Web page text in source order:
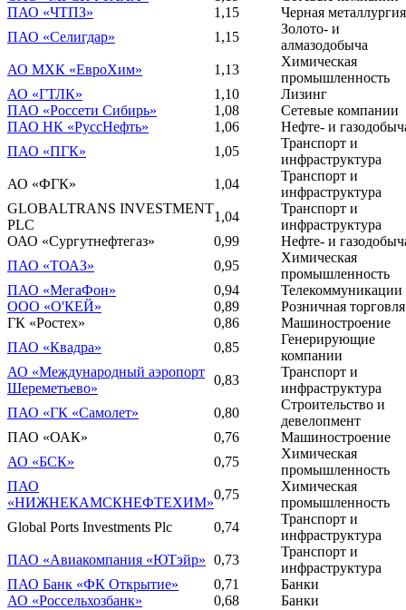
ПАО «ЧТПЗ»
1,15
Черная металлургия
ПАО «Селигдар»
1,15
Золото- и
алмазодобыча
АО МХК «ЕвроХим»
1,13
Химическая
промышленность
АО «ГТЛК»
1,10
Лизинг
ПАО «Россети Сибирь»
1,08
Сетевые компании
ПАО НК «РуссНефть»
1,06
Нефте- и
ПАО «ПГК»
1,05
Транспорт и
инфраструктура
АО «ФГК»
1,04
Транспорт и
инфраструктура
GLOBALTRANS INVESTMENT
PLC
1,04
Транспорт и
инфраструктура
ОАО «Сургутнефтегаз»
0,99
Нефте- и
ПАО «ТОАЗ»
0,95
Химическая
промышленность
ПАО «МегаФон»
0,94
Телекоммуникации
ООО «О'КЕЙ»
0,89
Розничная торговля
ГК «Ростех»
0,86
Машиностроение
ПАО «Квадра»
0,85
Генерирующие
компании
АО «Международный аэропорт
Шереметьево»
0,83
Транспорт и
инфраструктура
ПАО «ГК «Самолет»
0,80
Строительство и
девелопмент
ПАО «ОАК»
0,76
Машиностроение
АО «БСК»
0,75
Химическая
промышленность
ПАО
«НИЖНЕКАМСКНЕФТЕХИМ»
0,75
Химическая
промышленность
Global Ports Investments Plc
0,74
Транспорт и
инфраструктура
ПАО «Авиакомпания «ЮТэйр» 0,73
Транспорт и
инфраструктура
ПАО Банк «ФК Открытие»
0,71
Банки
АО «Россельхозбанк»
0,68 Банки